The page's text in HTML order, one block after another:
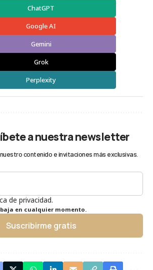
ChatGPT
Google AI
Gemini
Grok
Perplexity
a nuestra newsletter
contenido e invitaciones más exclusivas.
de privacidad.
en cualquier momento.
Suscribirme gratis